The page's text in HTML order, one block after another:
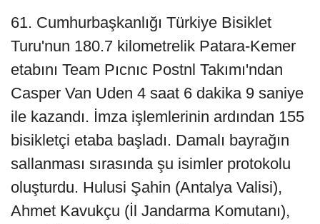
61. Cumhurbaşkanlığı Türkiye Bisiklet
Turu'nun 180.7 kilometrelik Patara-Kemer
etabını Team Pıcnıc Postnl Takımı'ndan
Casper Van Uden 4 saat 6 dakika 9 saniye
ile kazandı. İmza işlemlerinin ardından 155
bisikletçi etaba başladı. Damalı bayrağın
sallanması sırasında şu isimler protokolu
oluşturdu. Hulusi Şahin (Antalya Valisi),
Ahmet Kavukçu (İl Jandarma Komutanı),